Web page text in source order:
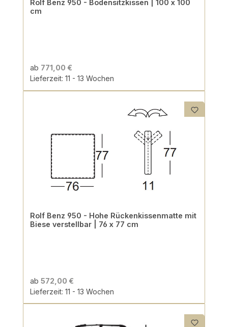
Rolf Benz 950 - Bodensitzkissen | 100 x 100
cm
ab 771,00 €
Lieferzeit: 11 - 13 Wochen
Rolf Benz 950 - Hohe Rückenkissenmatte mit
Biese verstellbar | 76 x 77 cm
ab 572,00 €
Lieferzeit: 11 - 13 Wochen